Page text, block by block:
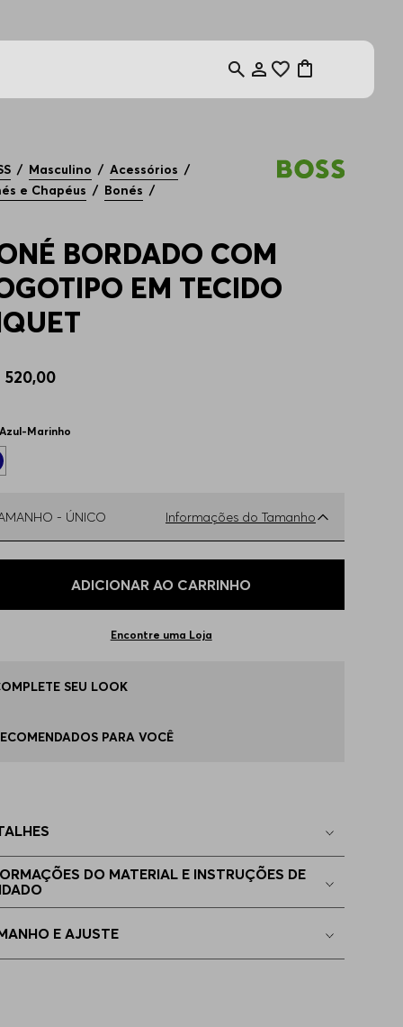
Masculino
Acessórios
e Chapéus
Bonés
BORDADO COM
EM TECIDO
520,00
Azul-Marinho
- ÚNICO Informações do Tamanho
ADICIONAR AO CARRINHO
Encontre uma Loja
SEU LOOK
PARA VOCÊ
DO MATERIAL E INSTRUÇÕES DE
E AJUSTE